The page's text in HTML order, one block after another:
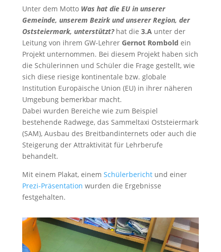
Unter dem Motto Was hat die EU in unserer
Gemeinde, unserem Bezirk und unserer Region, der
Oststeiermark, unterstützt? hat die 3.Aunter der
Leitung von ihrem GW-Lehrer Gernot Rombold ein
Projekt unternommen. Bei diesem Projekt haben sich
die Schülerinnen und Schüler die Frage gestellt, wie
sich diese riesige kontinentale bzw. globale
Institution Europäische Union (EU) in ihrer näheren
Umgebung bemerkbar macht.
Dabei wurden Bereiche wie zum Beispiel
bestehende Radwege, das Sammeltaxi Oststeiermark
(SAM), Ausbau des Breitbandinternets oder auch die
Steigerung der Attraktivität für Lehrberufe
behandelt.
Mit einem Plakat, einem Schülerbericht und einer
Prezi-Präsentation wurden die Ergebnisse
festgehalten.